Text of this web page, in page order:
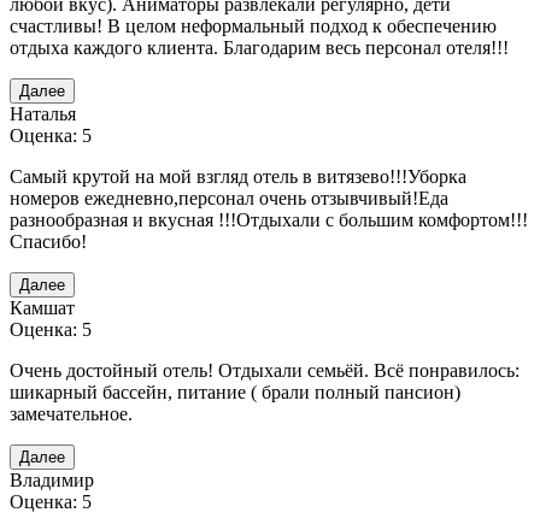
счастливы! В целом неформальный подход к обеспечению
отдыха каждого клиента. Благодарим весь персонал отеля!!!
Далее
Наталья
Оценка: 5
Самый крутой на мой взгляд отель в витязево!!!Уборка
номеров ежедневно,персонал очень отзывчивый!Еда
разнообразная и вкусная !!!Отдыхали с большим комфортом!!!
Спасибо!
Далее
Камшат
Оценка: 5
Очень достойный отель! Отдыхали семьёй. Всё понравилось:
шикарный бассейн, питание ( брали полный пансион)
замечательное.
Далее
Владимир
Оценка: 5